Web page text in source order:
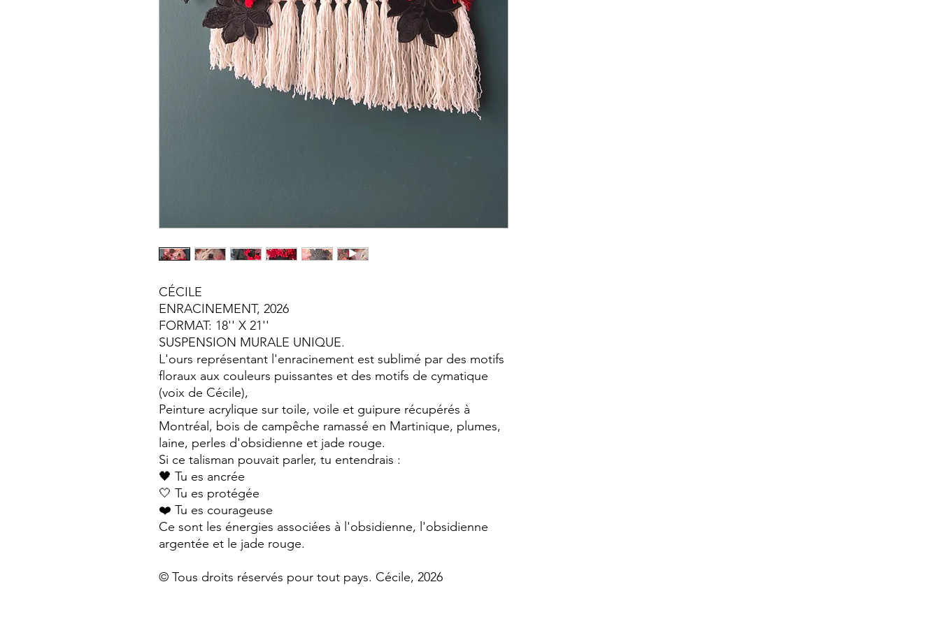
CÉCILE
ENRACINEMENT, 2026
FORMAT: 18'' X 21''
SUSPENSION MURALE UNIQUE.
L'ours représentant l'enracinement est sublimé par des motifs
floraux aux couleurs puissantes et des motifs de cymatique
(voix de Cécile),
Peinture acrylique sur toile, voile et guipure récupérés à
Montréal, bois de campêche ramassé en Martinique, plumes,
laine, perles d'obsidienne et jade rouge.
Si ce talisman pouvait parler, tu entendrais :
🖤 Tu es ancrée
🤍 Tu es protégée
❤️ Tu es courageuse
Ce sont les énergies associées à l'obsidienne, l'obsidienne
argentée et le jade rouge.
© Tous droits réservés pour tout pays. Cécile, 2026